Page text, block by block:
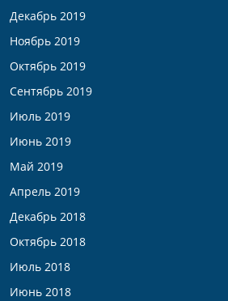
Декабрь 2019
Ноябрь 2019
Октябрь 2019
Сентябрь 2019
Июль 2019
Июнь 2019
Май 2019
Апрель 2019
Декабрь 2018
Октябрь 2018
Июль 2018
Июнь 2018